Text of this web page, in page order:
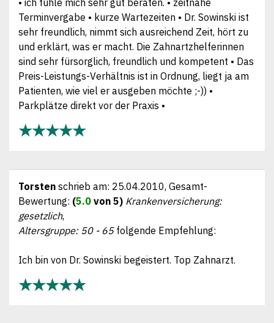
Terminvergabe • kurze Wartezeiten • Dr. Sowinski ist
sehr freundlich, nimmt sich ausreichend Zeit, hört zu
und erklärt, was er macht. Die Zahnartzhelferinnen
sind sehr fürsorglich, freundlich und kompetent • Das
Preis-Leistungs-Verhältnis ist in Ordnung, liegt ja am
Patienten, wie viel er ausgeben möchte ;-)) •
Parkplätze direkt vor der Praxis •
★★★★★
Torsten schrieb am: 25.04.2010, Gesamt-
Bewertung: (5.0 von 5) Krankenversicherung:
gesetzlich,
Altersgruppe: 50 - 65folgende Empfehlung:
Ich bin von Dr. Sowinski begeistert. Top Zahnarzt.
★★★★★